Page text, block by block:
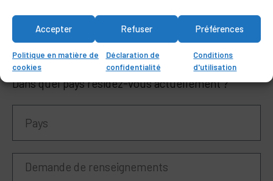
Accepter Refuser Préférences
Politique en matière de
cookies
Déclaration de
confidentialité
Conditions
d'utilisation
Dans quel pays résidez-vous actuellement ?